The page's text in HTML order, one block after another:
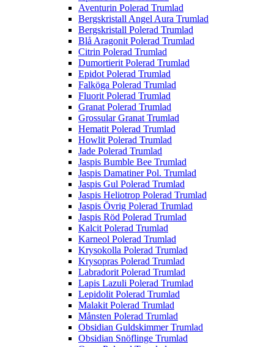
Aventurin Polerad Trumlad
Bergskristall Angel Aura Trumlad
Bergskristall Polerad Trumlad
Blå Aragonit Polerad Trumlad
Citrin Polerad Trumlad
Dumortierit Polerad Trumlad
Epidot Polerad Trumlad
Falköga Polerad Trumlad
Fluorit Polerad Trumlad
Granat Polerad Trumlad
Grossular Granat Trumlad
Hematit Polerad Trumlad
Howlit Polerad Trumlad
Jade Polerad Trumlad
Jaspis Bumble Bee Trumlad
Jaspis Damatiner Pol. Trumlad
Jaspis Gul Polerad Trumlad
Jaspis Heliotrop Polerad Trumlad
Jaspis Övrig Polerad Trumlad
Jaspis Röd Polerad Trumlad
Kalcit Polerad Trumlad
Karneol Polerad Trumlad
Krysokolla Polerad Trumlad
Krysopras Polerad Trumlad
Labradorit Polerad Trumlad
Lapis Lazuli Polerad Trumlad
Lepidolit Polerad Trumlad
Malakit Polerad Trumlad
Månsten Polerad Trumlad
Obsidian Guldskimmer Trumlad
Obsidian Snöflinge Trumlad